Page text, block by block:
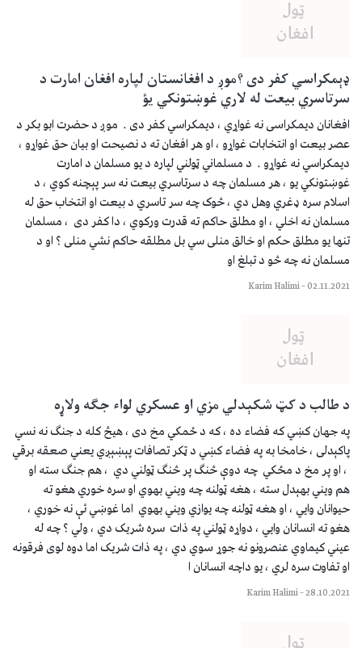
ډېمکراسي کفر دی ؟موږ د افغانستان لپاره افغان امارت د
سرتاسري بیعت له لاري غوښتونکي یؤ
افغانان دیمکراسی نه غواړي ، دیمکراسي کفر دی . موږ د حضرت ابو بکر د
عصر بیعت او انتخابات غواړو ، او هر افغان ته د نصیحت او بیان حق غواړو ،
دیمکراسي نه غواړو . د مسلماني ټولني لپاره د یو مسلمان د امارت
غوښتونکي یو ، هر مسلمان چه د سرتاسري بیعت نه سر پېچنه کوي ، د
اسلام سره ډغري وهل دي ، څوک چه سر تاسري د بیعت او انتخاب حق له
مسلمان نه اخلي ، او مطلق حاکم ته قدرت ورکوي ، دا کفر دی ، مسلمان
تنها یو مطلق حکم او خالق منلی سي بل مطلقه حاکم نشي منلی ؟ او د
مسلمان نه چه څو د تبلغ او
02.11.2021
–
Karim Halimi
د طالب د کټ شکېدلي مزي او عسکري لواء جګه ولاړه
په جهان کښي که فضاء ده ، که د ځمکي مخ دی ، هیڅ کله د جنګ نه نسي
پاکېدلی ، خامخا به په فضاء كښي د ټکر تصافات پېښېږي یعني صعقه برقي
، او پر مخ د مځکي چه دوې څنګ پر څنګ ټولني دي ، هم جنګ سته او
هم ویني بهېدل سته ، هغه ټولنه چه ویني بهوي او سره خوري هغو ته
حیوانان وايي ، او هغه ټولنه چه یوازي ویني بهوي اما غوښي ئې نه خوري ،
هغو ته انسانان وایي ، دواړه ټولني په ذات سره شریک دي ، ولي ؟ چه له
عیني کیماوي عنصرونو نه جوړ سوي دي ، په ذات شریک اما دوه لوی فرقونه
او تفاوت سره لري ، یو داچه انسانان ا
28.10.2021
–
Karim Halimi